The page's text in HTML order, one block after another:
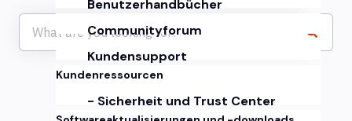
Benutzerhandbücher
Communityforum
Kundensupport
Kundenressourcen
- Sicherheit und Trust Center